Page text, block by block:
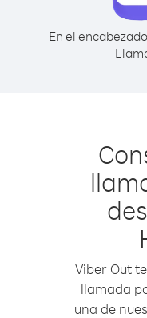
En el
Viber Out
llamada
una de